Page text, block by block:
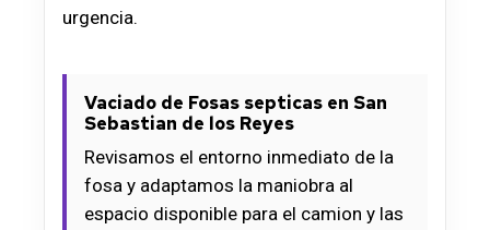
urgencia.
Vaciado de Fosas septicas en San
Sebastian de los Reyes
Revisamos el entorno inmediato de la
fosa y adaptamos la maniobra al
espacio disponible para el camion y las